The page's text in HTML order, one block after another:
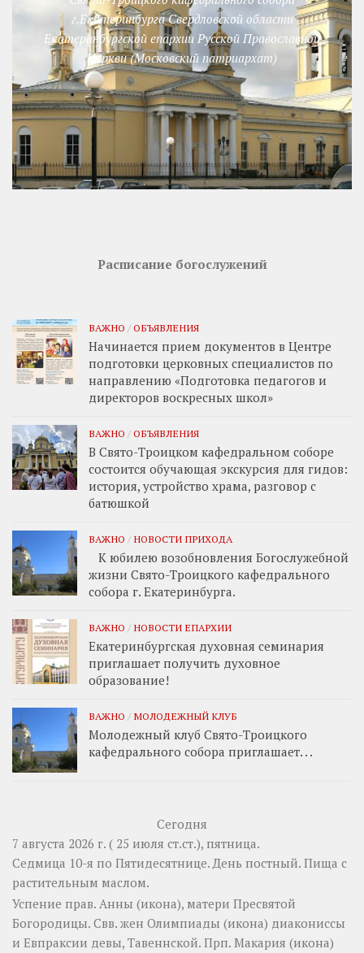
г.Екатеринбурга Свердловской области
Екатеринбургской епархии Русской Православной
Церкви (Московский патриархат)
Расписание богослужений
ВАЖНО / ОБЪЯВЛЕНИЯ
Начинается прием документов в Центре
подготовки церковных специалистов по
направлению «Подготовка педагогов и
директоров воскресных школ»
ВАЖНО / ОБЪЯВЛЕНИЯ
В Свято-Троицком кафедральном соборе
состоится обучающая экскурсия для гидов:
история, устройство храма, разговор с
батюшкой
ВАЖНО / НОВОСТИ ПРИХОДА
К юбилею возобновления Богослужебной
жизни Свято-Троицкого кафедрального
собора г. Екатеринбурга.
ВАЖНО / НОВОСТИ ЕПАРХИИ
Екатеринбургская духовная семинария
приглашает получить духовное
образование!
ВАЖНО / МОЛОДЕЖНЫЙ КЛУБ
Молодежный клуб Свято-Троицкого
кафедрального собора приглашает. . .
Сегодня
7 августа 2026 г. ( 25 июля ст.ст.), пятница.
Седмица 10-я по Пятидесятнице. День постный. Пища с
растительным маслом.
Успение прав. Анны (икона), матери Пресвятой
Богородицы. Свв. жен Олимпиады (икона) диакониссы
и Евпраксии девы, Тавеннской. Прп. Макария (икона)